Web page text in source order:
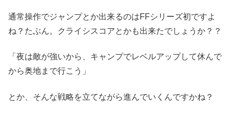
通常操作でジャンプとか出来るのはFFシリーズ初ですよ
ね？たぶん。クライシスコアとかも出来たでしょうか？？
「夜は敵が強いから、キャンプでレベルアップして休んで
から奥地まで行こう」
とか、そんな戦略を立てながら進んでいくんですかね？